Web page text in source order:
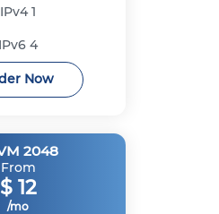
IPv41
IPv6 4
Now
2048
From
$ 12
/mo